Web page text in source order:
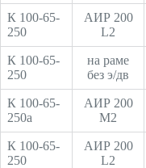
К 100-65-
250
АИР 200
L2
К 100-65-
250
на раме
без э/дв
К 100-65-
250а
АИР 200
М2
К 100-65-
250
АИР 200
L2